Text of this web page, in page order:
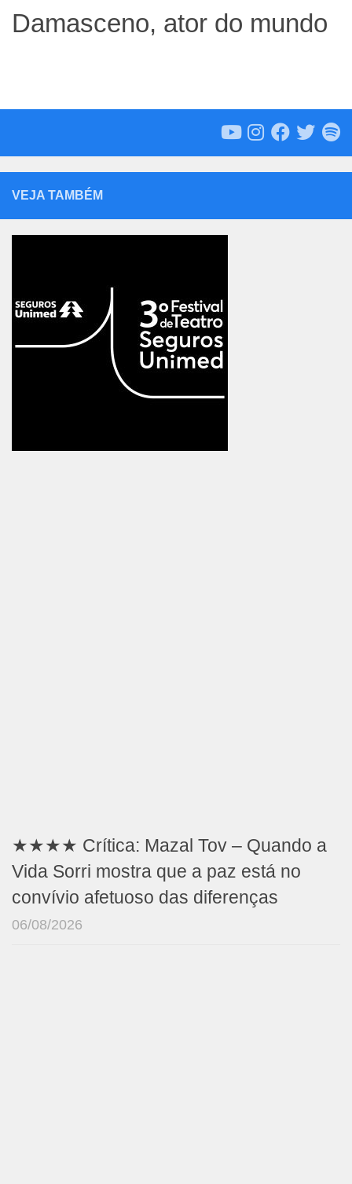
Damasceno, ator do mundo
VEJA TAMBÉM
★★★★ Crítica: Mazal Tov – Quando a
Vida Sorri mostra que a paz está no
convívio afetuoso das diferenças
06/08/2026